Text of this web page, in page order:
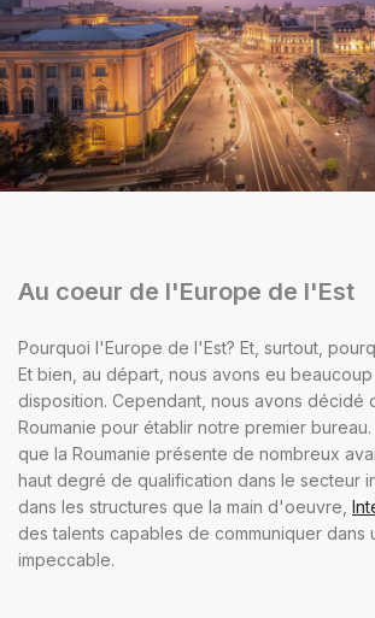
Au coeur de l'Europe de l'Est
Pourquoi l'Europe de l'Est? Et, surtout,
Et bien, au départ, nous avons eu
disposition. Cependant, nous avons décidé
Roumanie pour établir notre premier
que la Roumanie présente de nombreux
haut degré de qualification dans le secteur
dans les structures que la main d'oeuvre,
des talents capables de communiquer dans
impeccable.